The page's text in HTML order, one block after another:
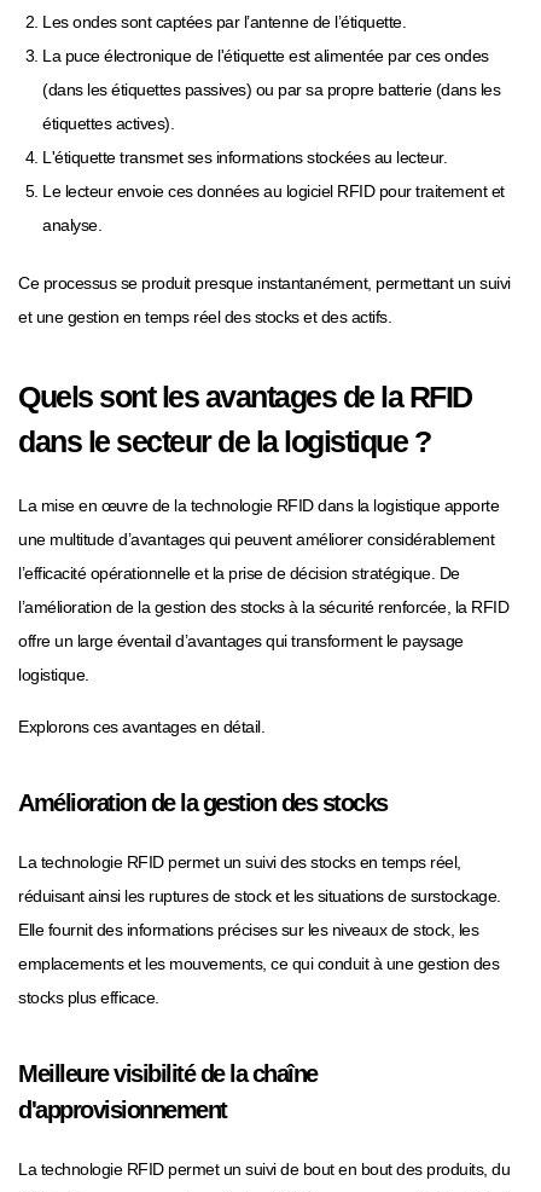
Les ondes sont captées par l’antenne de l’étiquette.
La puce électronique de l'étiquette est alimentée par ces ondes
(dans les étiquettes passives) ou par sa propre batterie (dans les
étiquettes actives).
L'étiquette transmet ses informations stockées au lecteur.
Le lecteur envoie ces données au logiciel RFID pour traitement et
analyse.
Ce processus se produit presque instantanément, permettant un suivi
et une gestion en temps réel des stocks et des actifs.
Quels sont les avantages de la RFID
dans le secteur de la logistique ?
La mise en œuvre de la technologie RFID dans la logistique apporte
une multitude d’avantages qui peuvent améliorer considérablement
l’efficacité opérationnelle et la prise de décision stratégique. De
l’amélioration de la gestion des stocks à la sécurité renforcée, la RFID
offre un large éventail d’avantages qui transforment le paysage
logistique.
Explorons ces avantages en détail.
Amélioration de la gestion des stocks
La technologie RFID permet un suivi des stocks en temps réel,
réduisant ainsi les ruptures de stock et les situations de surstockage.
Elle fournit des informations précises sur les niveaux de stock, les
emplacements et les mouvements, ce qui conduit à une gestion des
stocks plus efficace.
Meilleure visibilité de la chaîne
d'approvisionnement
La technologie RFID permet un suivi de bout en bout des produits, du